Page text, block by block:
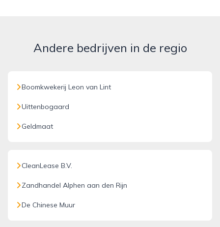
Andere bedrijven in de regio
Boomkwekerij Leon van Lint
Uittenbogaard
Geldmaat
CleanLease B.V.
Zandhandel Alphen aan den Rijn
De Chinese Muur